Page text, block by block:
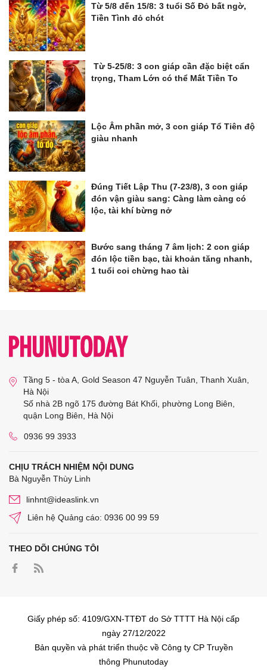
Từ 5/8 đến 15/8: 3 tuổi Số Đỏ bất ngờ,
Tiền Tình đỏ chót
Từ 5-25/8: 3 con giáp cần đặc biệt cẩn
trọng, Tham Lớn có thể Mất Tiền To
Lộc Âm phần mở, 3 con giáp Tổ Tiên độ
giàu nhanh
Đúng Tiết Lập Thu (7-23/8), 3 con giáp
đón vận giàu sang: Càng làm càng có
lộc, tài khí bừng nở
Bước sang tháng 7 âm lịch: 2 con giáp
đón lộc tiền bạc, tài khoản tăng nhanh,
1 tuổi coi chừng hao tài
Tầng 5 - tòa A, Gold Season 47 Nguyễn Tuân, Thanh Xuân,
Hà Nội
Số nhà 2B ngõ 175 đường Bát Khối, phường Long Biên,
quận Long Biên, Hà Nội
0936 99 3933
CHỊU TRÁCH NHIỆM NỘI DUNG
Bà Nguyễn Thùy Linh
linhnt@ideaslink.vn
Liên hệ Quảng cáo: 0936 00 99 59
THEO DÕI CHÚNG TÔI
Giấy phép số: 4109/GXN-TTĐT do Sở TTTT Hà Nội cấp
ngày 27/12/2022
Bản quyền và phát triển thuộc về Công ty CP Truyền
thông Phunutoday